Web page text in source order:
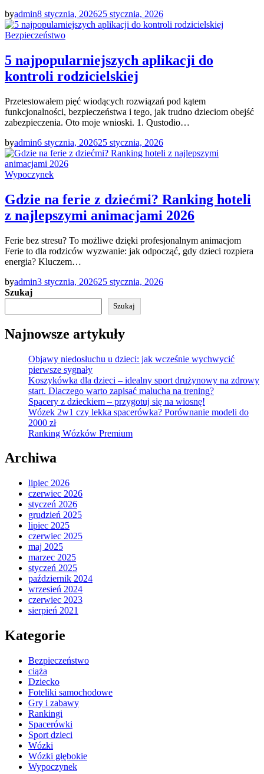
byadmin8 stycznia, 202625 stycznia, 2026
Bezpieczeństwo
5 najpopularniejszych aplikacji do
kontroli rodzicielskiej
Przetestowałem pięć wiodących rozwiązań pod kątem
funkcjonalności, bezpieczeństwa i tego, jak trudno dzieciom obejść
zabezpieczenia. Oto moje wnioski. 1. Qustodio…
byadmin6 stycznia, 202625 stycznia, 2026
Wypoczynek
Gdzie na ferie z dziećmi? Ranking hoteli
z najlepszymi animacjami 2026
Ferie bez stresu? To możliwe dzięki profesjonalnym animacjom
Ferie to dla rodziców wyzwanie: jak odpocząć, gdy dzieci rozpiera
energia? Kluczem…
byadmin3 stycznia, 202625 stycznia, 2026
Szukaj
Szukaj
Najnowsze artykuły
Objawy niedosłuchu u dzieci: jak wcześnie wychwycić
pierwsze sygnały
Koszykówka dla dzieci – idealny sport drużynowy na zdrowy
start. Dlaczego warto zapisać malucha na trening?
Spacery z dzieckiem – przygotuj się na wiosnę!
Wózek 2w1 czy lekka spacerówka? Porównanie modeli do
2000 zł
Ranking Wózków Premium
Archiwa
lipiec 2026
czerwiec 2026
styczeń 2026
grudzień 2025
lipiec 2025
czerwiec 2025
maj 2025
marzec 2025
styczeń 2025
październik 2024
wrzesień 2024
czerwiec 2023
sierpień 2021
Kategorie
Bezpieczeństwo
ciąża
Dziecko
Foteliki samochodowe
Gry i zabawy
Rankingi
Spacerówki
Sport dzieci
Wózki
Wózki głębokie
Wypoczynek